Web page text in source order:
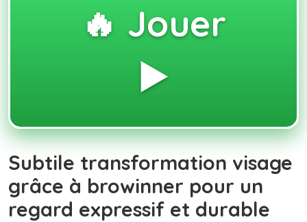
🔥 Jouer
▶️
Subtile transformation visage
grâce à browinner pour un
regard expressif et durable